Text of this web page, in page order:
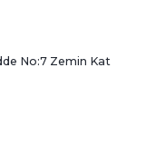
No:7 Zemin Kat